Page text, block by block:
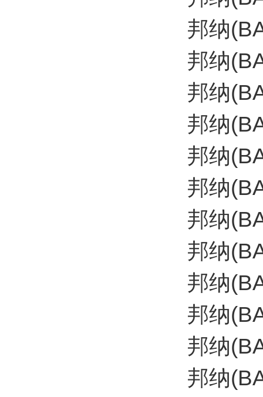
邦纳
邦纳
邦纳
邦纳
邦纳
邦纳
邦纳
邦纳
邦纳
邦纳
邦纳
邦纳